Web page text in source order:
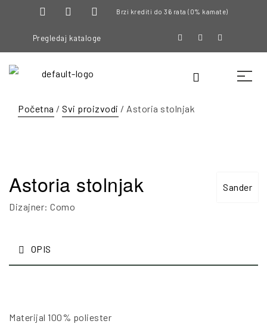
Brzi krediti do 36 rata (0% kamate)
Pregledaj kataloge
Početna / Svi proizvodi / Astoria stolnjak
Sander
Astoria stolnjak
Dizajner: Como
OPIS
Materijal 100% poliester